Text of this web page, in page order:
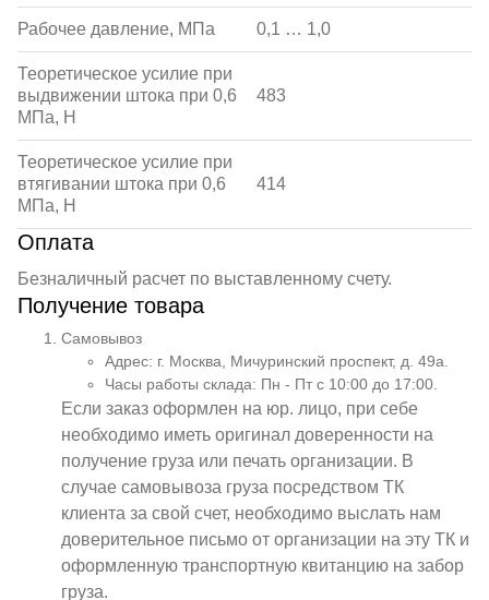
Рабочее давление, МПа 0,1 … 1,0
Теоретическое усилие при
выдвижении штока при 0,6
МПа, Н
483
Теоретическое усилие при
втягивании штока при 0,6
МПа, Н
414
Оплата
Безналичный расчет по выставленному счету.
Получение товара
Самовывоз
Адрес: г. Москва, Мичуринский проспект, д. 49а.
Часы работы склада: Пн - Пт с 10:00 до 17:00.
Если заказ оформлен на юр. лицо, при себе
необходимо иметь оригинал доверенности на
получение груза или печать организации. В
случае самовывоза груза посредством ТК
клиента за свой счет, необходимо выслать нам
доверительное письмо от организации на эту ТК и
оформленную транспортную квитанцию на забор
груза.